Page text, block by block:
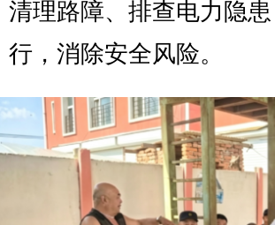
清理路障、排查电力隐
行，消除安全风险。